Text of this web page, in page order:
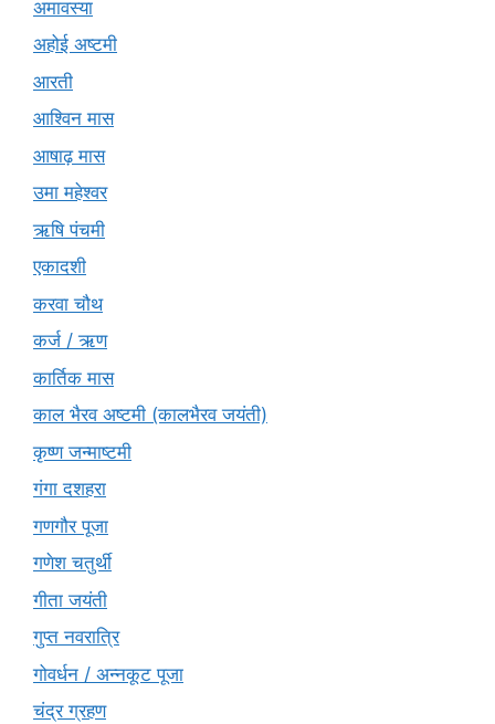
अमावस्या
अहोई अष्टमी
आरती
आश्विन मास
आषाढ़ मास
उमा महेश्वर
ऋषि पंचमी
एकादशी
करवा चौथ
कर्ज / ऋण
कार्तिक मास
काल भैरव अष्टमी (कालभैरव जयंती)
कृष्ण जन्माष्टमी
गंगा दशहरा
गणगौर पूजा
गणेश चतुर्थी
गीता जयंती
गुप्त नवरात्रि
गोवर्धन / अन्नकूट पूजा
चंद्र ग्रहण